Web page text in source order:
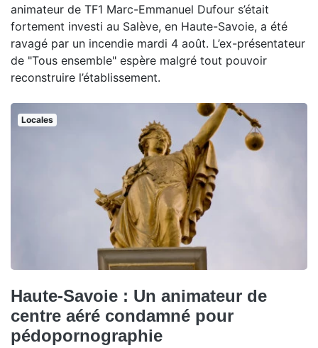
animateur de TF1 Marc-Emmanuel Dufour s’était
fortement investi au Salève, en Haute-Savoie, a été
ravagé par un incendie mardi 4 août. L’ex-présentateur
de "Tous ensemble" espère malgré tout pouvoir
reconstruire l’établissement.
Locales
Haute-Savoie : Un animateur de
centre aéré condamné pour
pédopornographie